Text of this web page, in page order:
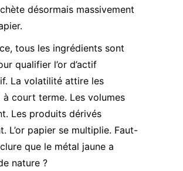
désormais massivement
tous les ingrédients sont
qualifier l’or d’actif
La volatilité attire les
à court terme. Les volumes
Les produits dérivés
L’or papier se multiplie. Faut-
que le métal jaune a
nature ?